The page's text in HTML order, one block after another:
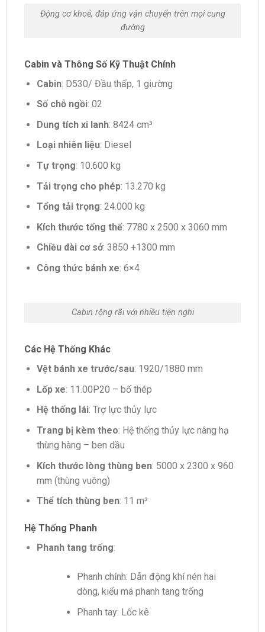
Động cơ khoẻ, đáp ứng vận chuyển trên mọi cung
đường
Cabin và Thông Số Kỹ Thuật Chính
Cabin: D530/ Đầu thấp, 1 giường
Số chỗ ngồi: 02
Dung tích xi lanh: 8424 cm³
Loại nhiên liệu: Diesel
Tự trọng: 10.600 kg
Tải trọng cho phép: 13.270 kg
Tổng tải trọng: 24.000 kg
Kích thước tổng thể: 7780 x 2500 x 3060 mm
Chiều dài cơ sở: 3850 +1300 mm
Công thức bánh xe: 6×4
Cabin rộng rãi với nhiều tiện nghi
Các Hệ Thống Khác
Vệt bánh xe trước/sau: 1920/1880 mm
Lốp xe: 11.00P20 – bố thép
Hệ thống lái: Trợ lực thủy lực
Trang bị kèm theo: Hệ thống thủy lực nâng hạ
thùng hàng – ben dầu
Kích thước lòng thùng ben: 5000 x 2300 x 960
mm (thùng vuông)
Thể tích thùng ben: 11 m³
Hệ Thống Phanh
Phanh tang trống:
Phanh chính: Dẫn động khí nén hai
dòng, kiểu má phanh tang trống
Phanh tay: Lốc kê